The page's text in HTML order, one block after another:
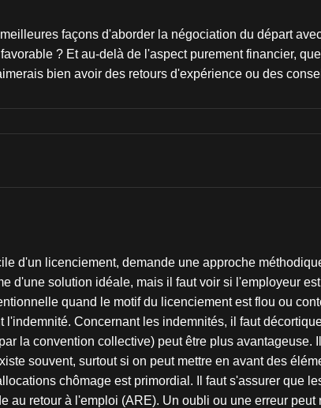
façons d'aborder la négociation du départ
? Et au-delà de l'aspect purement financier,
bien avoir des retours d'expérience ou des
d'un licenciement, demande une approche
d'une solution idéale, mais il faut voir si l'employeur
quand le motif du licenciement est flou ou
Concernant les indemnités, il faut
la convention collective) peut être plus avantageuse.
souvent, surtout si on peut mettre en avant des
chômage est primordial. Il faut s'assurer que
retour à l'emploi (ARE). Un oubli ou une erreur peut